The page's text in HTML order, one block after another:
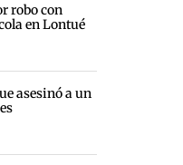
robo con
en Lontué
asesinó a un